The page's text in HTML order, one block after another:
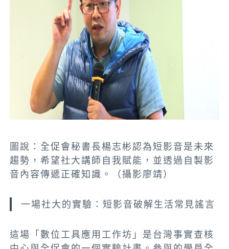
圖說：全促會秘書長楊志彬認為短影音是未來
趨勢，希望社大講師自我賦能，並透過自製影
音內容傳遞正確知識。（攝影廖靖）
一場社大的實驗：短影音破解生活常見謠言
這場「數位工具應用工作坊」是台灣事實查核